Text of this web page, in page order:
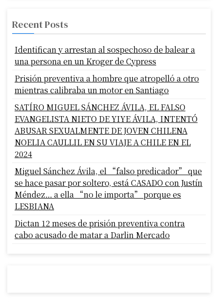
Recent Posts
Identifican y arrestan al sospechoso de balear a
una persona en un Kroger de Cypress
Prisión preventiva a hombre que atropelló a otro
mientras calibraba un motor en Santiago
SATÍRO MIGUEL SÁNCHEZ ÁVILA, EL FALSO
EVANGELISTA NIETO DE YIYE ÁVILA, INTENTÓ
ABUSAR SEXUALMENTE DE JOVEN CHILENA
NOELIA CAULLIL EN SU VIAJE A CHILE EN EL
2024
Miguel Sánchez Ávila, el “falso predicador” que
se hace pasar por soltero, está CASADO con Justín
Méndez… a ella “no le importa” porque es
LESBIANA
Dictan 12 meses de prisión preventiva contra
cabo acusado de matar a Darlin Mercado